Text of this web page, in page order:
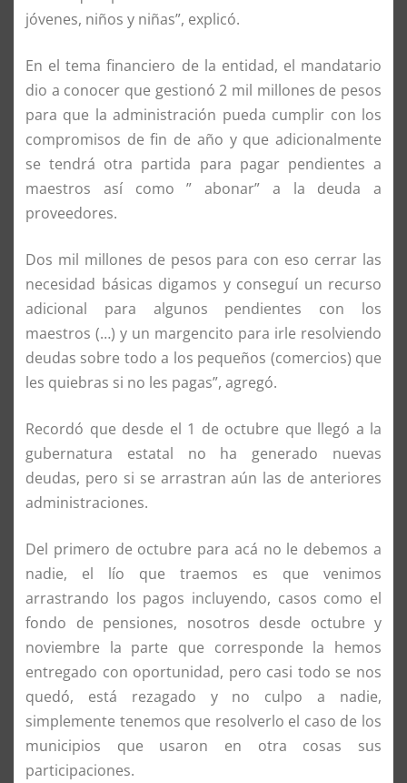
jóvenes, niños y niñas”, explicó.
En el tema financiero de la entidad, el mandatario
dio a conocer que gestionó 2 mil millones de pesos
para que la administración pueda cumplir con los
compromisos de fin de año y que adicionalmente
se tendrá otra partida para pagar pendientes a
maestros así como ” abonar” a la deuda a
proveedores.
Dos mil millones de pesos para con eso cerrar las
necesidad básicas digamos y conseguí un recurso
adicional para algunos pendientes con los
maestros (…) y un margencito para irle resolviendo
deudas sobre todo a los pequeños (comercios) que
les quiebras si no les pagas”, agregó.
Recordó que desde el 1 de octubre que llegó a la
gubernatura estatal no ha generado nuevas
deudas, pero si se arrastran aún las de anteriores
administraciones.
Del primero de octubre para acá no le debemos a
nadie, el lío que traemos es que venimos
arrastrando los pagos incluyendo, casos como el
fondo de pensiones, nosotros desde octubre y
noviembre la parte que corresponde la hemos
entregado con oportunidad, pero casi todo se nos
quedó, está rezagado y no culpo a nadie,
simplemente tenemos que resolverlo el caso de los
municipios que usaron en otra cosas sus
participaciones.